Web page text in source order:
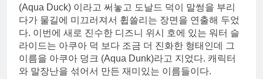
(Aqua Duck) 이라고 써놓고 도날드 덕이 말썽을 부리
다가 물길에 미끄러져서 휩쓸리는 장면을 연출해 두었
다. 이번에 새로 진수한 디즈니 위시 호에 있는 워터 슬
라이드는 아쿠아 덕 보다 조금 더 진화한 형태인데 그
이름을 아쿠아 덩크 (Aqua Dunk)라고 지었다. 캐릭터
와 말장난을 섞어서 만든 재미있는 이름들이다.